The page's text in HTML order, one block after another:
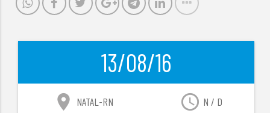
13/08/16
access_time N / D
location_on NATAL-RN